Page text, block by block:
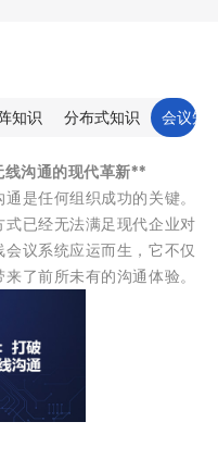
知识 分布式知识 会议知
沟通的现代革新**
是任何组织成功的关键。
已经无法满足现代企业对
议系统应运而生，它不仅
了前所未有的沟通体验。